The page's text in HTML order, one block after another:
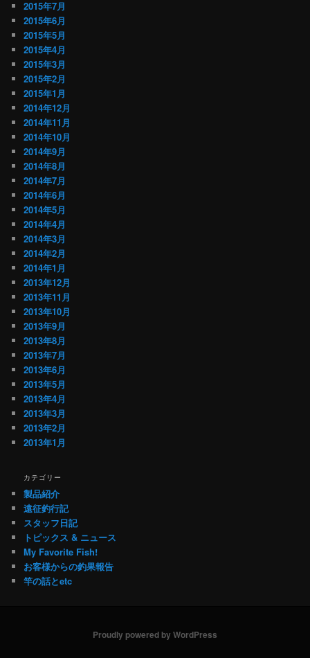
2015年7月
2015年6月
2015年5月
2015年4月
2015年3月
2015年2月
2015年1月
2014年12月
2014年11月
2014年10月
2014年9月
2014年8月
2014年7月
2014年6月
2014年5月
2014年4月
2014年3月
2014年2月
2014年1月
2013年12月
2013年11月
2013年10月
2013年9月
2013年8月
2013年7月
2013年6月
2013年5月
2013年4月
2013年3月
2013年2月
2013年1月
カテゴリー
製品紹介
遠征釣行記
スタッフ日記
トピックス & ニュース
My Favorite Fish!
お客様からの釣果報告
竿の話とetc
Proudly powered by WordPress